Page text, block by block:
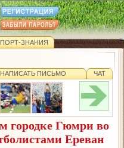
ЗНАНИЯ
НАПИСАТЬ ПИСЬМО ЧАТ
городке Гюмри во
Ереван